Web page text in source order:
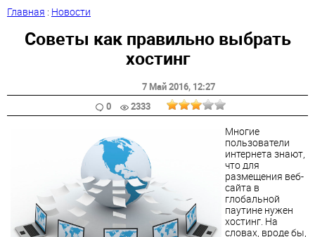
Главная : Новости
Советы как правильно выбрать
хостинг
7 Май 2016, 12:27
0
2333
Многие
пользователи
интернета знают,
что для
размещения веб-
сайта в
глобальной
паутине нужен
хостинг. На
словах, вроде бы,